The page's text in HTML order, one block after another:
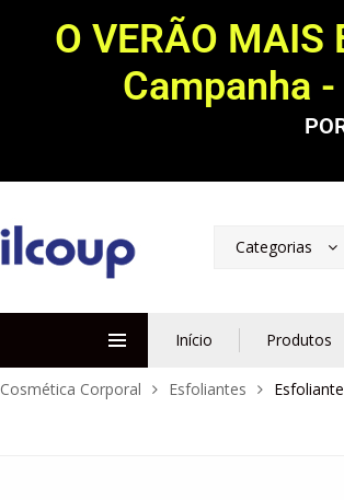
O VERÃO MAIS
Campanha
Categorias
Início Produtos
Cosmética Corporal Esfoliantes